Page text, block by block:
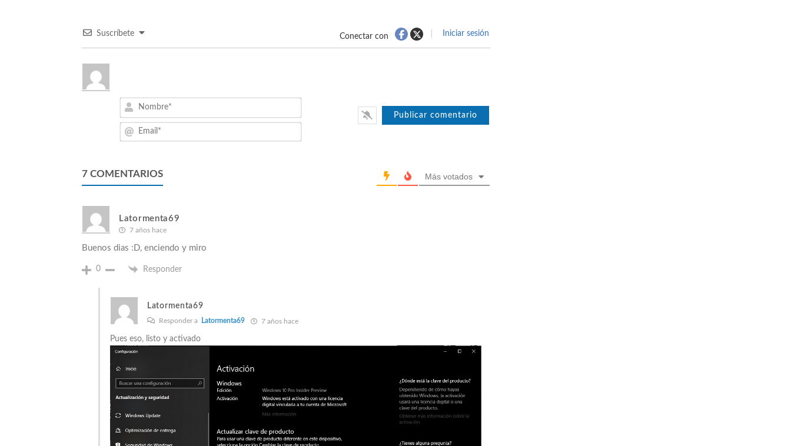
Suscríbete Conectar con Iniciar sesión
Nombre*
Email*
7 COMENTARIOS Más votados
Latormenta69
7 años hace
Buenos dias :D, enciendo y miro
0 Responder
Latormenta69
Responder a Latormenta69 7 años hace
Pues eso, listo y activado